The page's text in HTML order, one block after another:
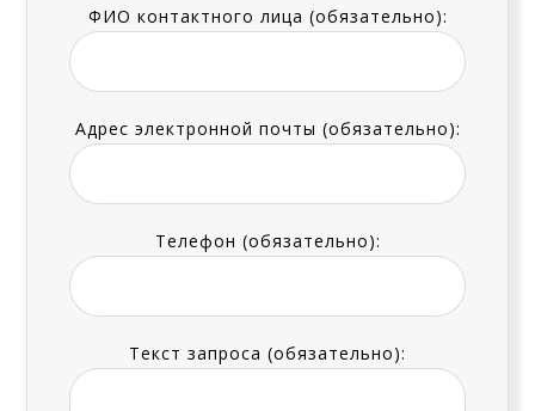
ФИО контактного лица (обязательно):
Адрес электронной почты (обязательно):
Телефон (обязательно):
Текст запроса (обязательно):